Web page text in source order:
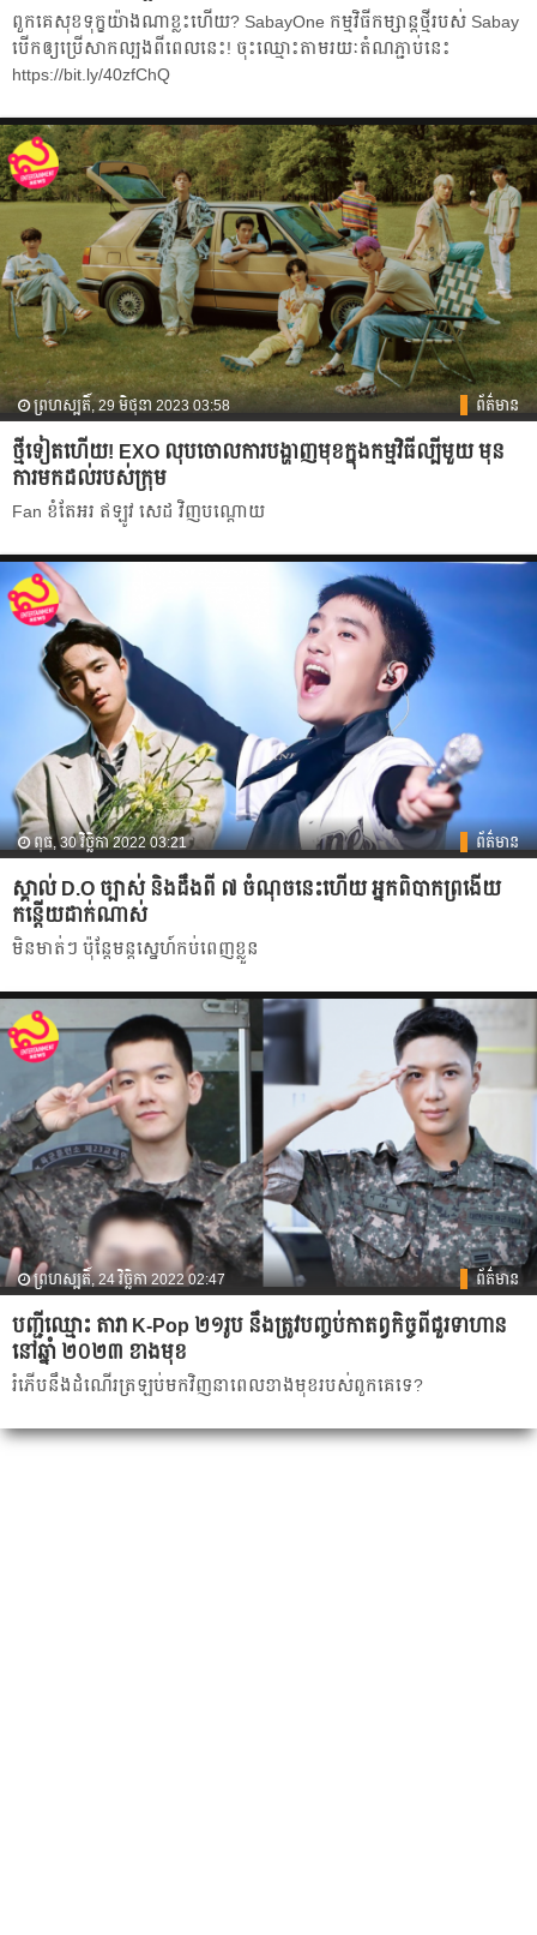
ពួកគេសុខទុក្ខយ៉ាងណាខ្លះហើយ? SabayOne កម្មវិធីកម្សាន្តថ្មីរបស់ Sabay
បើកឲ្យប្រើសាកល្បងពីពេលនេះ! ចុះឈ្មោះតាមរយៈតំណភ្ជាប់នេះ
https://bit.ly/40zfChQ
ព្រហស្បតិ៍, 29 មិថុនា 2023 03:58 ព័ត៌មាន
ថ្មីទៀតហើយ! EXO លុប​ចោល​ការបង្ហាញមុខក្នុងកម្មវិធីល្បីមួយ មុន
ការមកដល់របស់ក្រុម
Fan ខំតែអរ ឥឡូវ សេដ វិញបណ្ដោយ
ពុធ, 30 វិច្ឆិកា 2022 03:21 ព័ត៌មាន
ស្គាល់ D.O ច្បាស់ និងដឹងពី ៧ ចំណុច​នេះហើយ អ្នកពិបាកព្រងើយ
កន្តើយដាក់ណាស់
មិនមាត់ៗ ប៉ុន្តែមន្តស្នេហ៍កប់ពេញ​ខ្លួន
ព្រហស្បតិ៍, 24 វិច្ឆិកា 2022 02:47 ព័ត៌មាន
បញ្ជីឈ្មោះ តារា K-Pop ២១រូប នឹងត្រូវបញ្ចប់កាតព្វកិច្ចពីជួរទាហាន
នៅឆ្នាំ ២០២៣ ខាងមុខ
រំភើប​នឹង​ដំណើរត្រឡប់មកវិញនាពេលខាងមុខរបស់ពួកគេទេ?